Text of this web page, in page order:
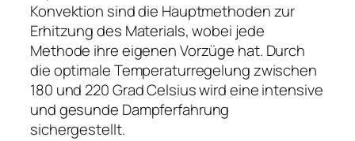
Konvektion sind die Hauptmethoden zur
Erhitzung des Materials, wobei jede
Methode ihre eigenen Vorzüge hat. Durch
die optimale Temperaturregelung zwischen
180 und 220 Grad Celsius wird eine intensive
und gesunde Dampferfahrung
sichergestellt.